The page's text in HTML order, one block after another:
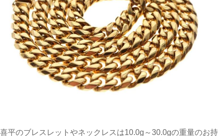
喜平のブレスレットやネックレスは10.0g～30.0gの重量のお持